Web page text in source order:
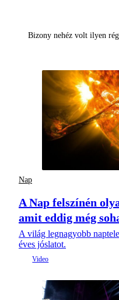
Bizony nehéz volt ilyen
Nap
A Nap felszínén
amit eddig még
A világ legnagyobb
éves jóslatot.